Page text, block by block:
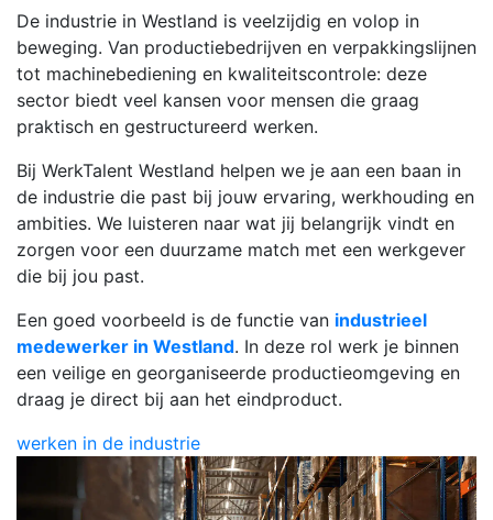
De industrie in Westland is veelzijdig en volop in
beweging. Van productiebedrijven en verpakkingslijnen
tot machinebediening en kwaliteitscontrole: deze
sector biedt veel kansen voor mensen die graag
praktisch en gestructureerd werken.
Bij WerkTalent Westland helpen we je aan een baan in
de industrie die past bij jouw ervaring, werkhouding en
ambities. We luisteren naar wat jij belangrijk vindt en
zorgen voor een duurzame match met een werkgever
die bij jou past.
Een goed voorbeeld is de functie van industrieel
medewerker in Westland. In deze rol werk je binnen
een veilige en georganiseerde productieomgeving en
draag je direct bij aan het eindproduct.
werken in de industrie